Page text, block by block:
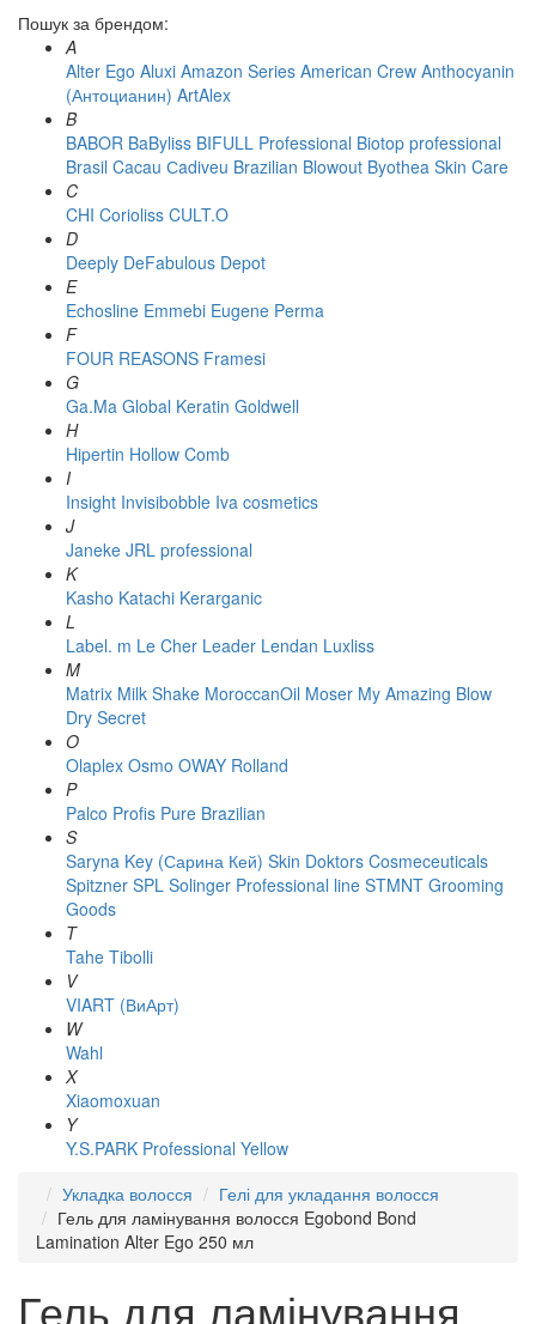
Пошук за брендом:
A
Alter Ego Aluxi Amazon Series American Crew Anthocyanin
(Антоцианин) ArtAlex
B
BABOR BaByliss BIFULL Professional Biotop professional
Brasil Cacau Сadiveu Brazilian Blowout Byothea Skin Care
C
CHI Corioliss CULT.O
D
Deeply DeFabulous Depot
E
Echosline Emmebi Eugene Perma
F
FOUR REASONS Framesi
G
Ga.Ma Global Keratin Goldwell
H
Hipertin Hollow Comb
I
Insight Invisibobble Iva cosmetics
J
Janeke JRL professional
K
Kasho Katachi Kerarganic
L
Label. m Le Cher Leader Lendan Luxliss
M
Matrix Milk Shake MoroccanOil Moser My Amazing Blow
Dry Secret
O
Olaplex Osmo OWAY Rolland
P
Palco Profis Pure Brazilian
S
Saryna Key (Сарина Кей) Skin Doktors Cosmeceuticals
Spitzner SPL Solinger Professional line STMNT Grooming
Goods
T
Tahe Tibolli
V
VIART (ВиАрт)
W
Wahl
X
Xiaomoxuan
Y
Y.S.PARK Professional Yellow
Укладка волосся
Гелі для укладання волосся
Гель для ламінування волосся Egobond Bond
Lamination Alter Ego 250 мл
Гель для ламінування